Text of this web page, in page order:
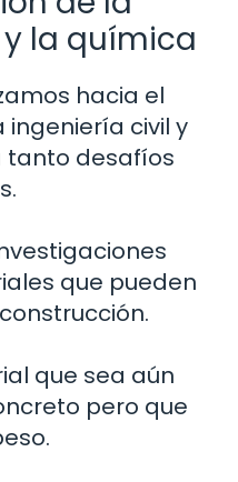
la química
hacia el
ingeniería civil y
tanto desafíos
que pueden
que sea aún
pero que